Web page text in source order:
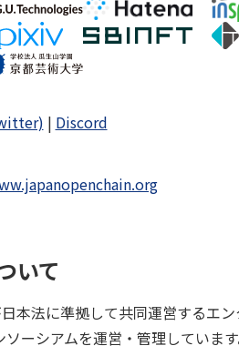
| Discord
いて
本法に準拠して共同運営するエ
ーシアムを運営・管理しています